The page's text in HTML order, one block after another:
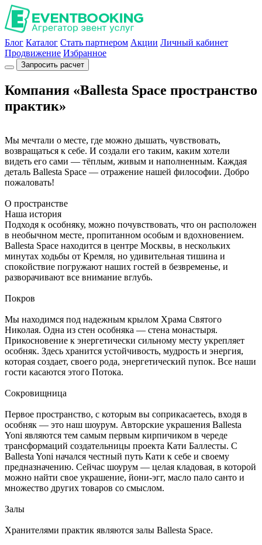
Блог Каталог Стать партнером Акции Личный кабинет
Продвижение Избранное
Запросить расчет
Компания «Ballesta Space пространство
практик»
Мы мечтали о месте, где можно дышать, чувствовать,
возвращаться к себе. И создали его таким, каким хотели
видеть его сами — тёплым, живым и наполненным. Каждая
деталь Ballesta Space — отражение нашей философии. Добро
пожаловать!
О пространстве
Наша история
Подходя к особняку, можно почувствовать, что он расположен
в необычном месте, пропитанном особым и вдохновением.
Ballesta Space находится в центре Москвы, в нескольких
минутах ходьбы от Кремля, но удивительная тишина и
спокойствие погружают наших гостей в безвременье, и
разворачивают все внимание вглубь.
Покров
Мы находимся под надежным крылом Храма Святого
Николая. Одна из стен особняка — стена монастыря.
Прикосновение к энергетически сильному месту укрепляет
особняк. Здесь хранится устойчивость, мудрость и энергия,
которая создает, своего рода, энергетический пупок. Все наши
гости касаются этого Потока.
Сокровищница
Первое пространство, с которым вы соприкасаетесь, входя в
особняк — это наш шоурум. Авторские украшения Ballesta
Yoni являются тем самым первым кирпичиком в череде
трансформаций создательницы проекта Кати Баллесты. С
Ballesta Yoni начался честный путь Кати к себе и своему
предназначению. Сейчас шоурум — целая кладовая, в которой
можно найти свое украшение, йони-эгг, масло пало санто и
множество других товаров со смыслом.
Залы
Хранителями практик являются залы Ballesta Space.